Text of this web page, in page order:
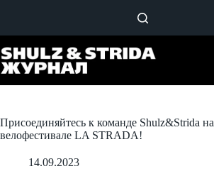
Присоединяйтесь к команде Shulz&Strida на
велофестивале LA STRADA!
14.09.2023